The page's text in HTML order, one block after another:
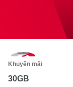
Khuyến mãi
30GB